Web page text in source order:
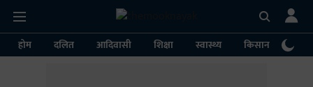
होम दलित आदिवासी शिक्षा स्वास्थ्य किसान